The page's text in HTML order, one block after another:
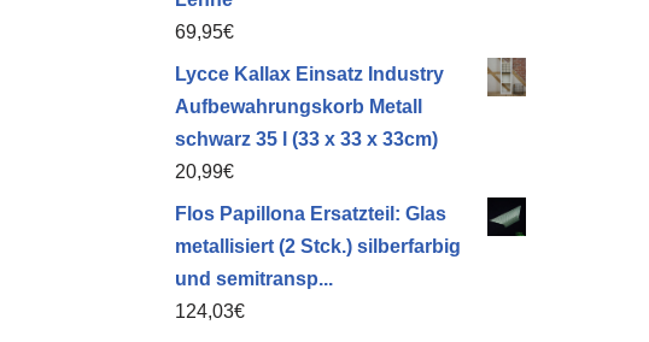
69,95€
Lycce Kallax Einsatz Industry
Aufbewahrungskorb Metall
schwarz 35 l (33 x 33 x 33cm)
20,99€
Flos Papillona Ersatzteil: Glas
metallisiert (2 Stck.) silberfarbig
und semitransp...
124,03€